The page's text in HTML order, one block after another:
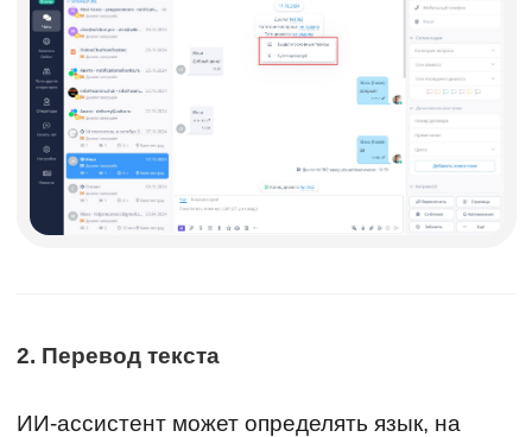
2. Перевод текста
ИИ-ассистент может определять язык, на